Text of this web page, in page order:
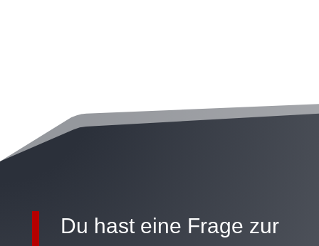
Du hast eine Frage zur